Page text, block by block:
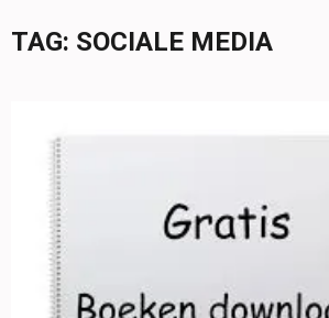
TAG: SOCIALE MEDIA